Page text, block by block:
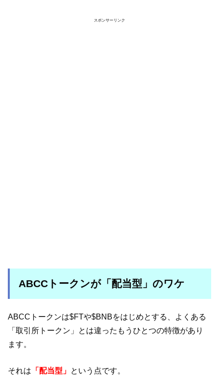
スポンサーリンク
ABCCトークンが「配当型」のワケ
ABCCトークンは$FTや$BNBをはじめとする、よくある
「取引所トークン」とは違ったもうひとつの特徴があり
ます。
それは 「配当型」 という点です。